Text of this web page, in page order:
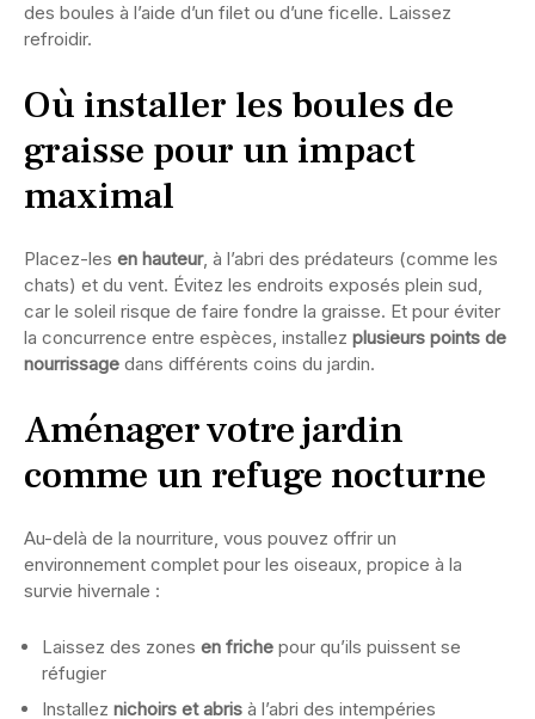
des boules à l’aide d’un filet ou d’une ficelle. Laissez
refroidir.
Où installer les boules de
graisse pour un impact
maximal
Placez-les en hauteur, à l’abri des prédateurs (comme les
chats) et du vent. Évitez les endroits exposés plein sud,
car le soleil risque de faire fondre la graisse. Et pour éviter
la concurrence entre espèces, installez plusieurs points de
nourrissage dans différents coins du jardin.
Aménager votre jardin
comme un refuge nocturne
Au-delà de la nourriture, vous pouvez offrir un
environnement complet pour les oiseaux, propice à la
survie hivernale :
Laissez des zones en friche pour qu’ils puissent se
réfugier
Installez nichoirs et abris à l’abri des intempéries